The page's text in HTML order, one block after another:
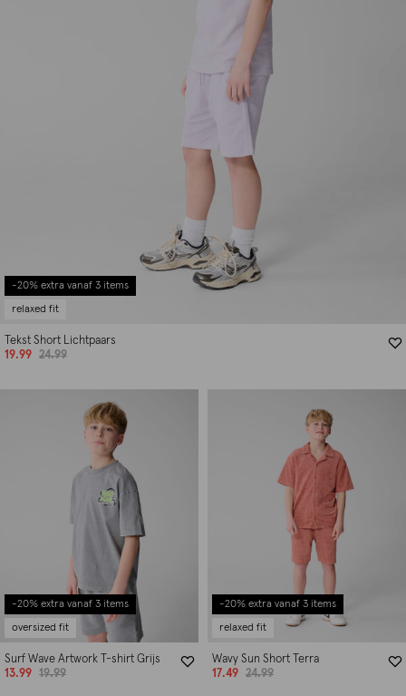
-20% extra vanaf 3 items
relaxed fit
Tekst Short Lichtpaars
19.99
24.99
-20% extra vanaf 3 items
oversized fit
Surf Wave Artwork T-shirt Grijs
13.99
19.99
-20% extra vanaf 3 items
relaxed fit
Wavy Sun Short Terra
17.49
24.99